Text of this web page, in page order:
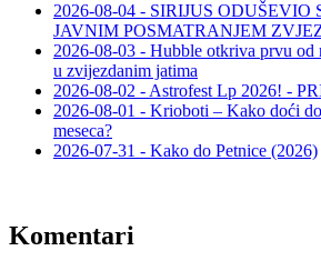
2026-08-04 - SIRIJUS
JAVNIM POSMATRANJEM
2026-08-03 - Hubble otkriva prvu od
u zvijezdanim jatima
2026-08-02 - Astrofest Lp 2026! -
2026-08-01 - Krioboti – Kako doći
meseca?
2026-07-31 - Kako do Petnice (2026)
Komentari